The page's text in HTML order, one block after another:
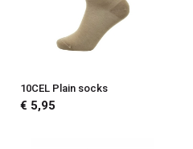
10CEL Plain socks
€ 5,95